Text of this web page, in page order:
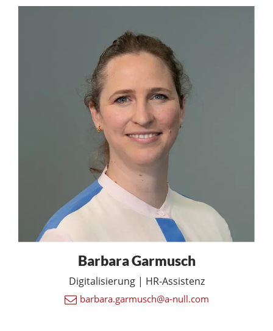
Barbara Garmusch
Digitalisierung | HR-Assistenz
barbara.garmusch@a-null.com